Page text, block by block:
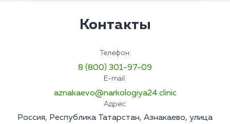
Контакты
Телефон:
8 (800) 301-97-09
E-mail:
aznakaevo@narkologiya24.clinic
Адрес:
Россия, Республика Татарстан, Азнакаево, улица